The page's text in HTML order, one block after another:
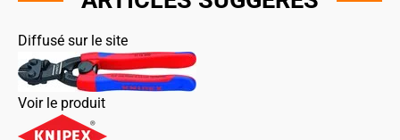
Diffusé sur le site
Voir le produit